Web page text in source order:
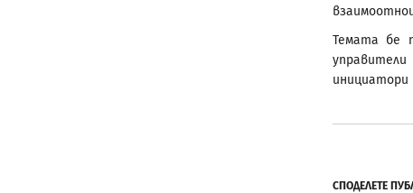
Темата бе
инициатори
СПОДЕЛЕТЕ